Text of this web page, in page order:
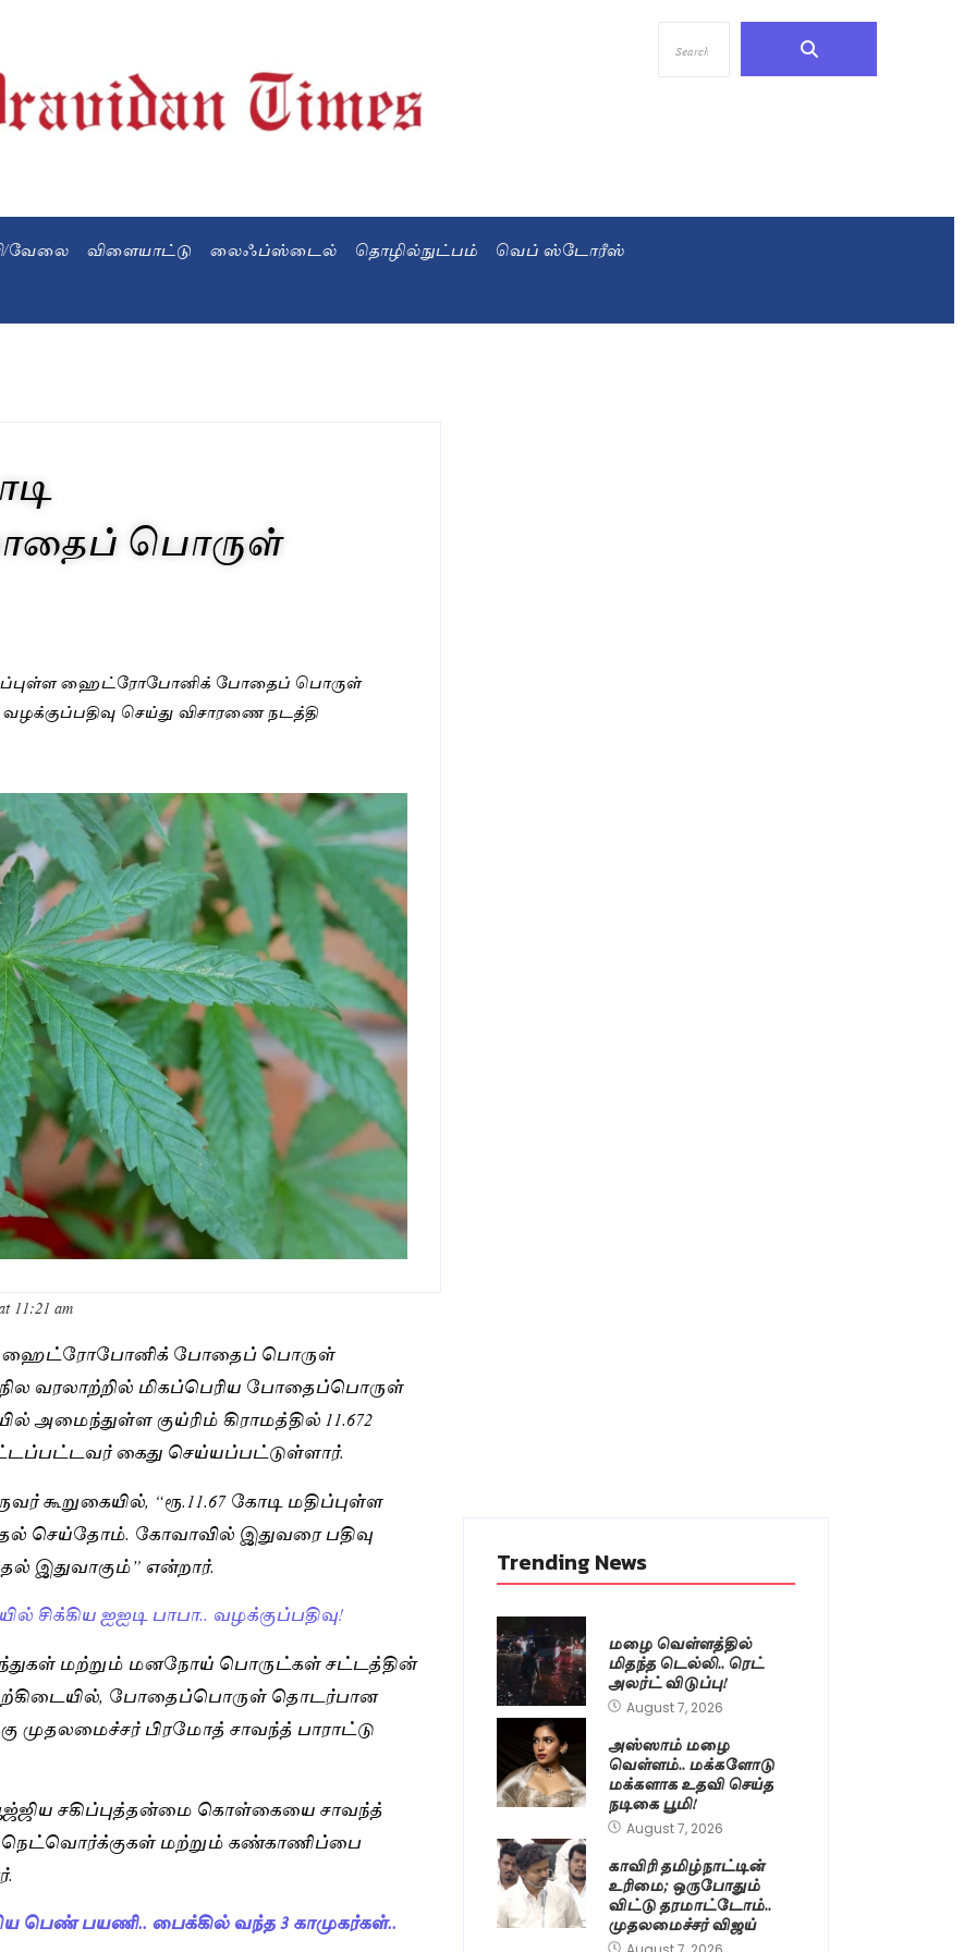
வேலை விளையாட்டு லைஃப்ஸ்டைல் தொழில்நுட்பம் வெப் ஸ்டோரீஸ்
பொருள்
மதிப்புள்ள ஹைட்ரோபோனிக் போதைப் பொருள்
செய்து விசாரணை நடத்தி
11:21 am
ஹைட்ரோபோனிக் போதைப் பொருள்
வரலாற்றில் மிகப்பெரிய போதைப்பொருள்
அமைந்துள்ள குய்ரிம் கிராமத்தில் 11.672
கைது செய்யப்பட்டுள்ளார்.
கூறுகையில், “ரூ.11.67 கோடி மதிப்புள்ள
செய்தோம். கோவாவில் இதுவரை பதிவு
இதுவாகும்” என்றார்.
சிக்கிய ஐஐடி பாபா.. வழக்குப்பதிவு!
மற்றும் மனநோய் பொருட்கள் சட்டத்தின்
போதைப்பொருள் தொடர்பான
முதலமைச்சர் பிரமோத் சாவந்த் பாராட்டு
சகிப்புத்தன்மை கொள்கையை சாவந்த்
நெட்வொர்க்குகள் மற்றும் கண்காணிப்பை
பெண் பயணி.. பைக்கில் வந்த 3 காமுகர்கள்..
Trending News
மழை வெள்ளத்தில்
மிதந்த டெல்லி.. ரெட்
அலர்ட் விடுப்பு!
August 7, 2026
அஸ்ஸாம் மழை
வெள்ளம்.. மக்களோடு
மக்களாக உதவி செய்த
நடிகை பூமி!
August 7, 2026
காவிரி தமிழ்நாட்டின்
உரிமை; ஒருபோதும்
விட்டு தரமாட்டோம்..
முதலமைச்சர் விஜய்